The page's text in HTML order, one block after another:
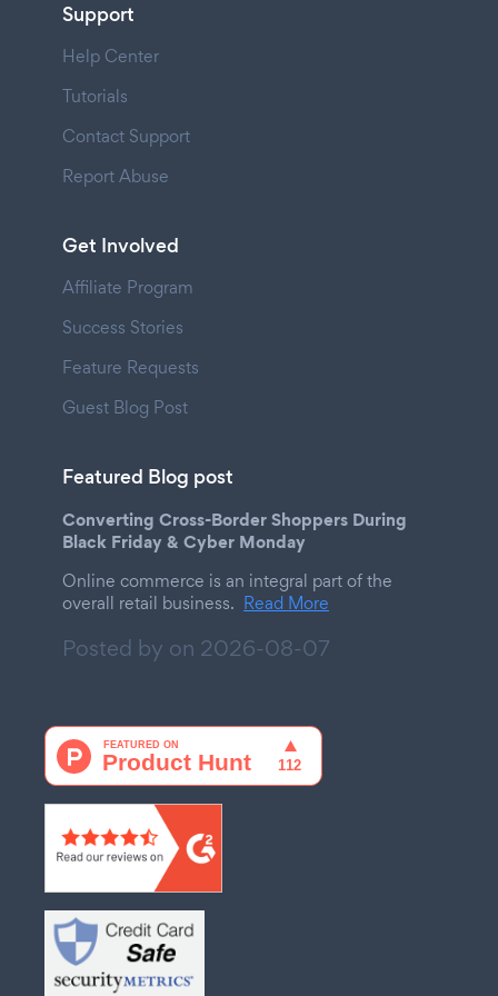
Support
Help Center
Tutorials
Contact Support
Report Abuse
Get Involved
Affiliate Program
Success Stories
Feature Requests
Guest Blog Post
Featured Blog post
Converting Cross-Border Shoppers During
Black Friday & Cyber Monday
Online commerce is an integral part of the
overall retail business. Read More
Posted by on 2026-08-07